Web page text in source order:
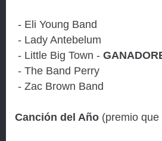
- Eli Young Band
- Lady Antebelum
- Little Big Town -
- The Band Perry
- Zac Brown Band
Canción del Año (premio